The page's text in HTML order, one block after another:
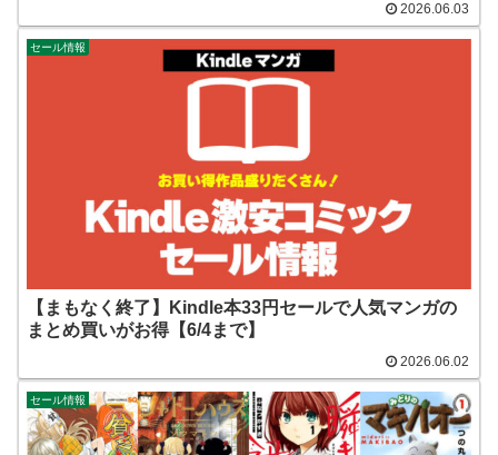
2026.06.03
セール情報
【まもなく終了】Kindle本33円セールで人気マンガの
まとめ買いがお得【6/4まで】
2026.06.02
セール情報